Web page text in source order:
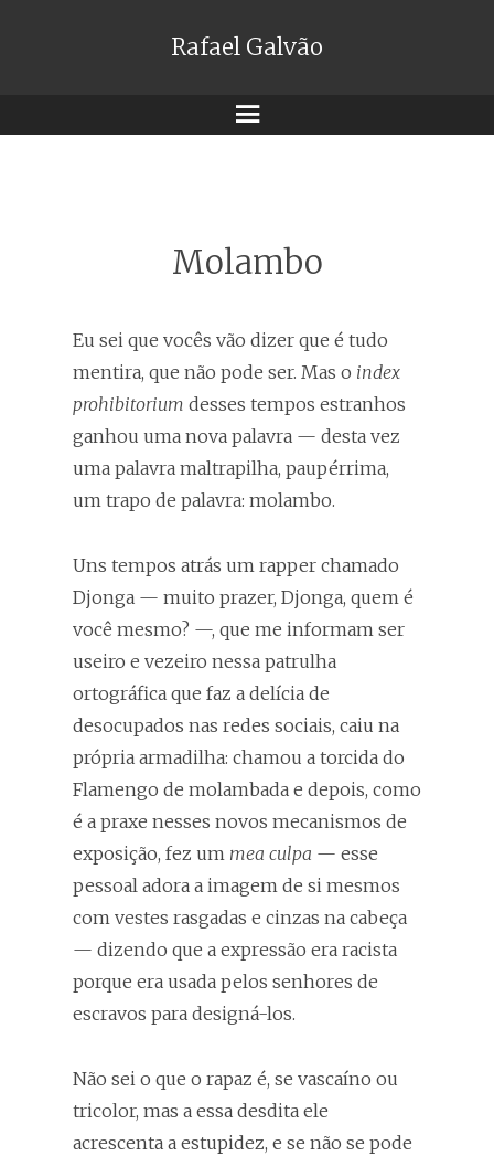
Rafael Galvão
Menu
Molambo
Eu sei que vocês vão dizer que é tudo
mentira, que não pode ser. Mas o index
prohibitorium desses tempos estranhos
ganhou uma nova palavra — desta vez
uma palavra maltrapilha, paupérrima,
um trapo de palavra: molambo.
Uns tempos atrás um rapper chamado
Djonga — muito prazer, Djonga, quem é
você mesmo? —, que me informam ser
useiro e vezeiro nessa patrulha
ortográfica que faz a delícia de
desocupados nas redes sociais, caiu na
própria armadilha: chamou a torcida do
Flamengo de molambada e depois, como
é a praxe nesses novos mecanismos de
exposição, fez um mea culpa — esse
pessoal adora a imagem de si mesmos
com vestes rasgadas e cinzas na cabeça
— dizendo que a expressão era racista
porque era usada pelos senhores de
escravos para designá-los.
Não sei o que o rapaz é, se vascaíno ou
tricolor, mas a essa desdita ele
acrescenta a estupidez, e se não se pode